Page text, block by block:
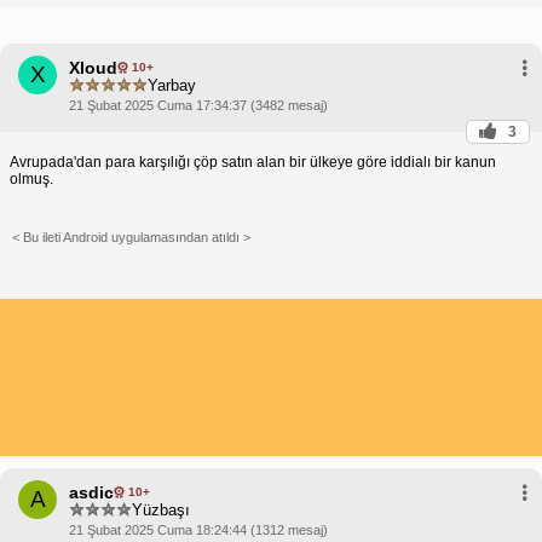
X Xloud 10+
Yarbay
21 Şubat 2025 Cuma 17:34:37 (3482 mesaj)
3
Avrupada'dan para karşılığı çöp satın alan bir ülkeye göre iddialı bir kanun
olmuş.
< Bu ileti Android uygulamasından atıldı >
A asdic 10+
Yüzbaşı
21 Şubat 2025 Cuma 18:24:44 (1312 mesaj)